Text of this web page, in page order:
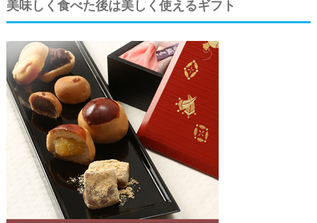
美味しく食べた後は美しく使えるギフト